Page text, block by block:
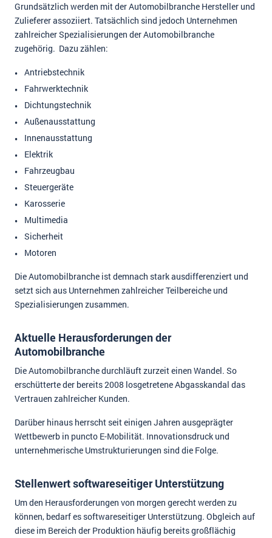
Grundsätzlich werden mit der Automobilbranche Hersteller und
Zulieferer assoziiert. Tatsächlich sind jedoch Unternehmen
zahlreicher Spezialisierungen der Automobilbranche
zugehörig. Dazu zählen:
Antriebstechnik
Fahrwerktechnik
Dichtungstechnik
Außenausstattung
Innenausstattung
Elektrik
Fahrzeugbau
Steuergeräte
Karosserie
Multimedia
Sicherheit
Motoren
Die Automobilbranche ist demnach stark ausdifferenziert und
setzt sich aus Unternehmen zahlreicher Teilbereiche und
Spezialisierungen zusammen.
Aktuelle Herausforderungen der
Automobilbranche
Die Automobilbranche durchläuft zurzeit einen Wandel. So
erschütterte der bereits 2008 losgetretene Abgasskandal das
Vertrauen zahlreicher Kunden.
Darüber hinaus herrscht seit einigen Jahren ausgeprägter
Wettbewerb in puncto E-Mobilität. Innovationsdruck und
unternehmerische Umstrukturierungen sind die Folge.
Stellenwert softwareseitiger Unterstützung
Um den Herausforderungen von morgen gerecht werden zu
können, bedarf es softwareseitiger Unterstützung. Obgleich auf
diese im Bereich der Produktion häufig bereits großflächig